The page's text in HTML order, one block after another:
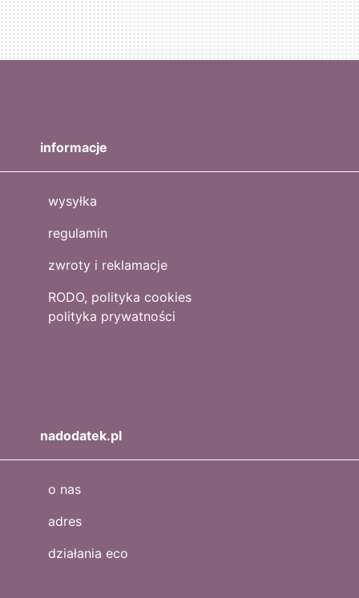
informacje
wysyłka
regulamin
zwroty i reklamacje
RODO, polityka cookies
polityka prywatności
nadodatek.pl
o nas
adres
działania eco